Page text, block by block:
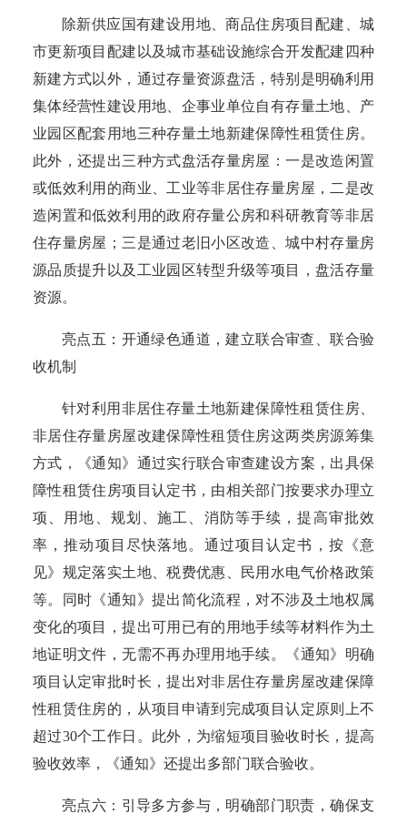
除新供应国有建设用地、商品住房项目配建、城
市更新项目配建以及城市基础设施综合开发配建四种
新建方式以外，通过存量资源盘活，特别是明确利用
集体经营性建设用地、企事业单位自有存量土地、产
业园区配套用地三种存量土地新建保障性租赁住房。
此外，还提出三种方式盘活存量房屋：一是改造闲置
或低效利用的商业、工业等非居住存量房屋，二是改
造闲置和低效利用的政府存量公房和科研教育等非居
住存量房屋；三是通过老旧小区改造、城中村存量房
源品质提升以及工业园区转型升级等项目，盘活存量
资源。
亮点五：开通绿色通道，建立联合审查、联合验
收机制
针对利用非居住存量土地新建保障性租赁住房、
非居住存量房屋改建保障性租赁住房这两类房源筹集
方式，《通知》通过实行联合审查建设方案，出具保
障性租赁住房项目认定书，由相关部门按要求办理立
项、用地、规划、施工、消防等手续，提高审批效
率，推动项目尽快落地。通过项目认定书，按《意
见》规定落实土地、税费优惠、民用水电气价格政策
等。同时《通知》提出简化流程，对不涉及土地权属
变化的项目，提出可用已有的用地手续等材料作为土
地证明文件，无需不再办理用地手续。《通知》明确
项目认定审批时长，提出对非居住存量房屋改建保障
性租赁住房的，从项目申请到完成项目认定原则上不
超过30个工作日。此外，为缩短项目验收时长，提高
验收效率，《通知》还提出多部门联合验收。
亮点六：引导多方参与，明确部门职责，确保支